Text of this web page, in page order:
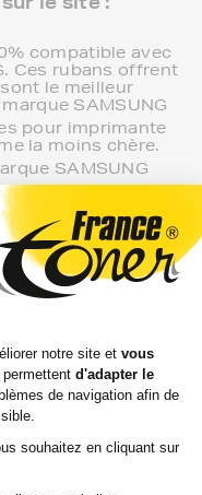
compatible avec
Ces rubans offrent
le meilleur
SAMSUNG
pour imprimante
la moins chère.
SAMSUNG
rubans FranceToner
qu'une qualité
pour
qui fait notre
ultra-
et gratuite en point
pour ne jamais être
connaissons vos